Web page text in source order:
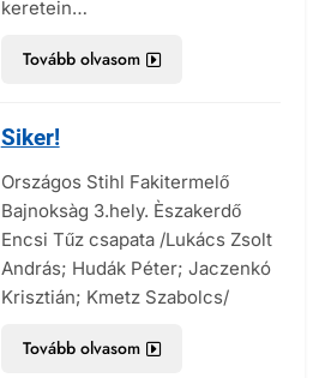
keretein…
Tovább olvasom
Siker!
Országos Stihl Fakitermelő
Bajnoksàg 3.hely. Èszakerdő
Encsi Tűz csapata /Lukács Zsolt
András; Hudák Péter; Jaczenkó
Krisztián; Kmetz Szabolcs/
Tovább olvasom